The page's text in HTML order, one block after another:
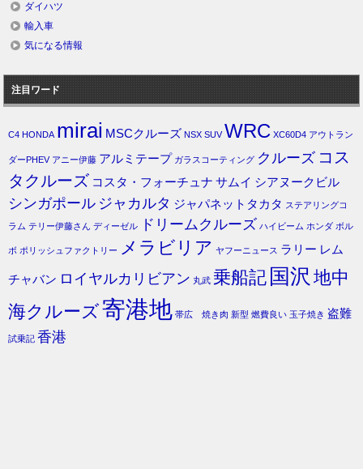
ダイハツ
輸入車
気になる情報
注目ワード
C4 HONDA mirai MSCクルーズ NSX SUV WRC XC60D4 アウトラン
ダーPHEV アニー伊藤 アルミテープ ガラスコーティング クルーズ コス
タクルーズ コスタ・フォーチュナ サムイ シアヌークビル
シンガポール ジャカルタ ジャパネットタカタ ステアリングコ
ラム テリー伊藤さん ディーゼル ドリームクルーズ ハイビーム ホンダ ボル
ボ ポリッシュファクトリー メラビリア ヤフーニュース ラリー レム
チャバン ロイヤルカリビアン 丸武 乗船記 国沢 地中
海クルーズ寄港地 帯広 焼き肉 新型 燃費良い 玉子焼き 盗難
試乗記 香港